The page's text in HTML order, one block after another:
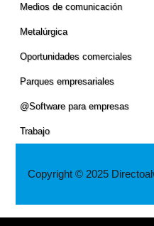
Medios de comunicación
Metalúrgica
Oportunidades comerciales
Parques empresariales
@Software para empresas
Trabajo
Copyright © 2025